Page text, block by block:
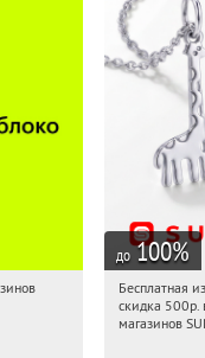
первым!
до 100%
16:38:51
Россия
Бесплатная
скидка 500р.
магазинов